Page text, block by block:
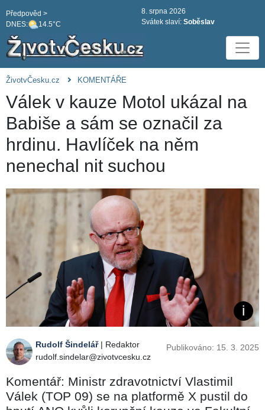
DNES: 14.5°C
Předpověd >
8. srpna 2026
Svátek slaví: Soběslav
ŽivotvČesku.cz KOMENTÁŘE
Válek v kauze Motol ukázal na
Babiše a sám se označil za
hrdinu. Havlíček na něm
nenechal nit suchou
Rudolf Šindelář| Redaktor
rudolf.sindelar@zivotvcesku.cz
Publikováno: 15. 3. 2025
Komentář: Ministr zdravotnictví Vlastimil
Válek (TOP 09) se na platformě X pustil do